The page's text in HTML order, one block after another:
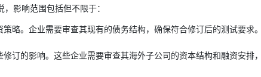
影响范围包括但不限于：
略。企业需要审查其现有的债务结构，确保符合修订后的测试要求
订的影响。这些企业需要审查其海外子公司的资本结构和融资安